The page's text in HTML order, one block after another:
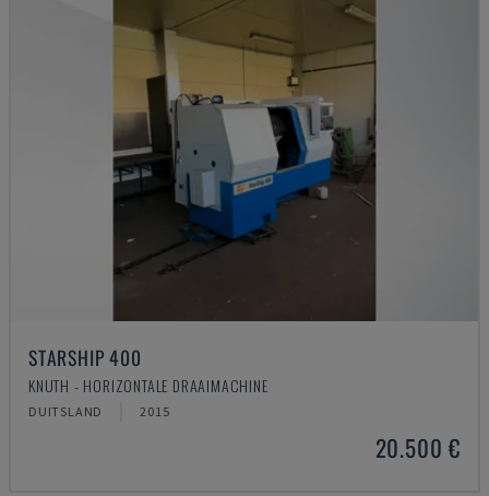
STARSHIP 400
KNUTH - HORIZONTALE DRAAIMACHINE
DUITSLAND 2015
20.500 €